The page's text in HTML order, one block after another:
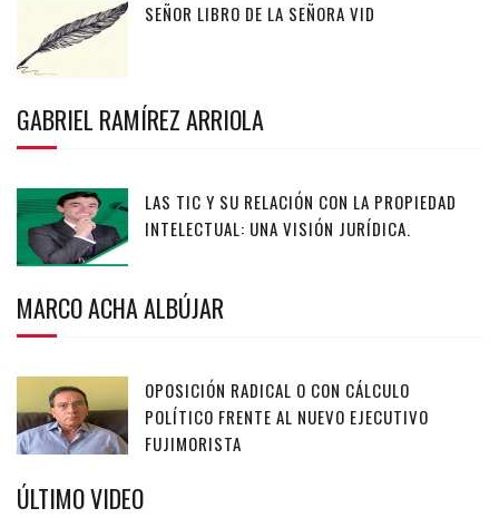
SEÑOR LIBRO DE LA SEÑORA VID
GABRIEL RAMÍREZ ARRIOLA
LAS TIC Y SU RELACIÓN CON LA PROPIEDAD
INTELECTUAL: UNA VISIÓN JURÍDICA.
MARCO ACHA ALBÚJAR
OPOSICIÓN RADICAL O CON CÁLCULO
POLÍTICO FRENTE AL NUEVO EJECUTIVO
FUJIMORISTA
ÚLTIMO VIDEO